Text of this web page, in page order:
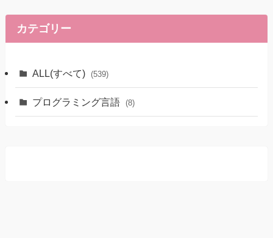
イ
ブ
カテゴリー
ALL(すべて) (539)
プログラミング言語 (8)